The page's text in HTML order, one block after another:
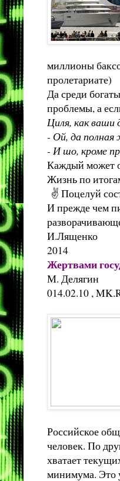
миллионы
пролетариате)
Да среди
проблемы, а
Циля, как ваши
- Ой, да
- И шо, кроме
Каждый может
Жизнь по
✌ Поцелуй
И прежде чем
И.Лященко
2014
Жертвами
М. Делягин
014.02.10 ,
Российское
человек. По
хватает
минимума. Это